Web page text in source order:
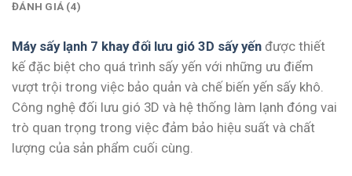
ĐÁNH GIÁ (4)
Máy sấy lạnh 7 khay đối lưu gió 3D sấy yến được thiết
kế đặc biệt cho quá trình sấy yến với những ưu điểm
vượt trội trong việc bảo quản và chế biến yến sấy khô.
Công nghệ đối lưu gió 3D và hệ thống làm lạnh đóng vai
trò quan trọng trong việc đảm bảo hiệu suất và chất
lượng của sản phẩm cuối cùng.